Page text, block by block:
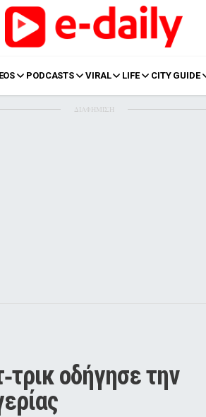
PODCASTS VIRAL LIFE CITY GUIDE
ΔΙΑΦΗΜΙΣΗ
οδήγησε την